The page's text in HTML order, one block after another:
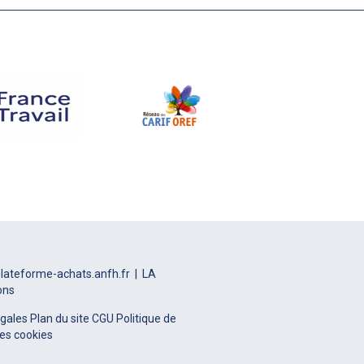
achats.anfh.fr
LA
Plan du site CGU Politique de
cookies